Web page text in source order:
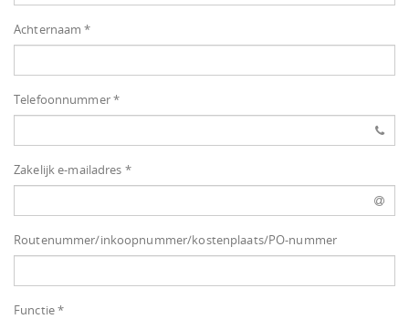
Achternaam *
Telefoonnummer *
Zakelijk e-mailadres *
Routenummer/inkoopnummer/kostenplaats/PO-nummer
Functie *